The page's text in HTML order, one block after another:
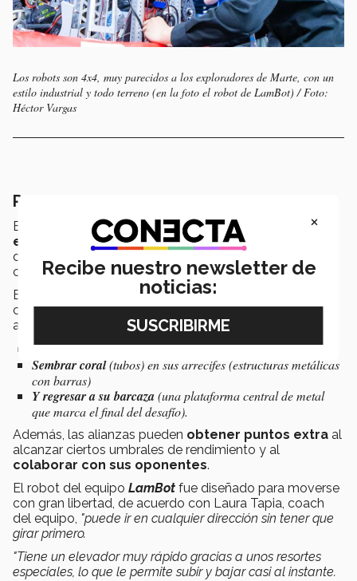
Los robots son 4x4, muy parecidos a los exploradores de Marte, con un
estilo industrial y todo terreno (en la foto el robot de LamBot) / Foto:
Héctor Vargas
Robots en el océano, el reto 2025
En la edición REEFSCAPE 2025, los equipos
exploraron con su robot la vida bajo el océano
dos etapas: un período autónomo y otro operado por
conductores
El reto se desarrolla entre dos alianzas, cada una
conformada por tres robots, que compiten por puntos
al:
Recolectar algas(pelotas)
Sembrar coral(tubos) en sus arrecifes (estructuras metálicas
con barras)
Y regresar a su barcaza(una plataforma central de metal
que marca el final del desafío).
Además, las alianzas pueden obtener puntos extra al
alcanzar ciertos umbrales de rendimiento y al
colaborar con sus oponentes.
El robot del equipo LamBot fue diseñado para moverse
con gran libertad, de acuerdo con Laura Tapia, coach
del equipo, "puede ir en cualquier dirección sin tener que
girar primero.
"Tiene un elevador muy rápido gracias a unos resortes
especiales, lo que le permite subir y bajar casi al instante.
×
Recibe nuestro newsletter de
noticias: